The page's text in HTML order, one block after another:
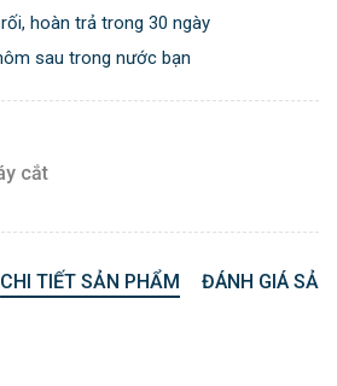
hoàn trả trong 30 ngày
sau trong nước bạn
cắt
CHI TIẾT SẢN PHẨM ĐÁNH GIÁ